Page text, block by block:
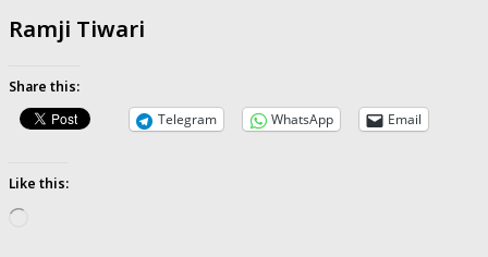
Ramji Tiwari
Share this:
Telegram
WhatsApp Email
Like this: